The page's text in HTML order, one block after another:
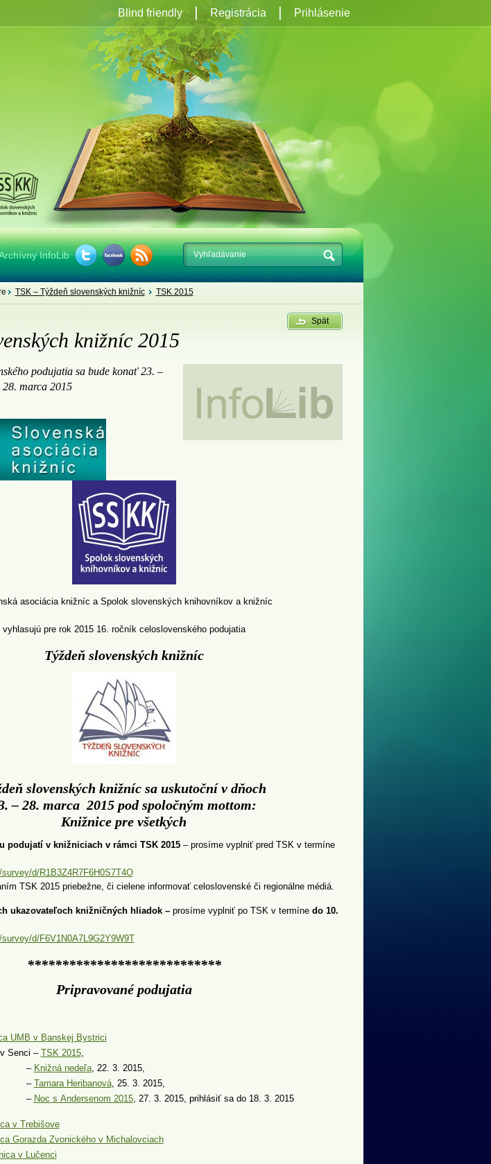
InfoLib
Registrácia Prihlásenie
Blind friendly
TSK – Týždeň slovenských knižníc TSK 2015
Spät
knižníc 2015
podujatia sa bude konať 23. –
28. marca 2015
asociácia knižníc a Spolok slovenských knihovníkov a knižníc
vyhlasujú pre rok 2015 16. ročník celoslovenského podujatia
Týždeň slovenských knižníc
slovenských knižníc sa uskutoční v dňoch
– 28. marca 2015 pod spoločným mottom:
Knižnice pre všetkých
podujatí v knižniciach v rámci TSK 2015– prosíme vyplniť pred TSK v termíne
d/R1B3Z4R7F6H0S7T4O
TSK 2015 priebežne, či cielene informovať celoslovenské či regionálne médiá.
ukazovateľoch knižničných hliadok –prosíme vyplniť po TSK v termíne do 10.
d/F6V1N0A7L9G2Y9W9T
****************************
Pripravované podujatia
UMB v Banskej Bystrici
Senci – TSK 2015,
Knižná nedeľa, 22. 3. 2015,
Tamara Heribanová, 25. 3. 2015,
Noc s Andersenom 2015, 27. 3. 2015, prihlásiť sa do 18. 3. 2015
v Trebišove
Gorazda Zvonického v Michalovciach
v Lučenci